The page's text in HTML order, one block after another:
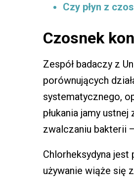
Czy płyn z
Czosnek
Zespół badaczy z
porównujących
systematycznego,
płukania jamy
zwalczaniu bakterii
Chlorheksydyna jest
używanie wiąże się